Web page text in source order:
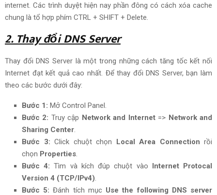
internet. Các trình duyệt hiện nay phần đông có cách xóa cache
chung là tổ hợp phím CTRL + SHIFT + Delete.
2. Thay đổi DNS Server
Thay đổi DNS Server là một trong những cách tăng tốc kết nối
Internet đạt kết quả cao nhất. Để thay đổi DNS Server, bạnlàm
theo các bước dưới đây:
Bước 1: Mở Control Panel.
Bước 2: Truy cập Network and Internet=> Network and
Sharing Center.
Bước 3: Click chuột chọn Local Area Connection rồi
chọn Properties.
Bước 4:Tìm và kích đúp chuột vào Internet Protocal
Version 4 (TCP/IPv4).
Bước 5:Đánh tích mục Use the following DNS server